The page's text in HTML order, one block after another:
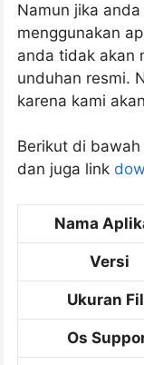
Namun jika
menggunakan
anda tidak akan
unduhan resmi.
karena kami
Berikut di
dan juga link
Nama
Versi
Ukuran
Os